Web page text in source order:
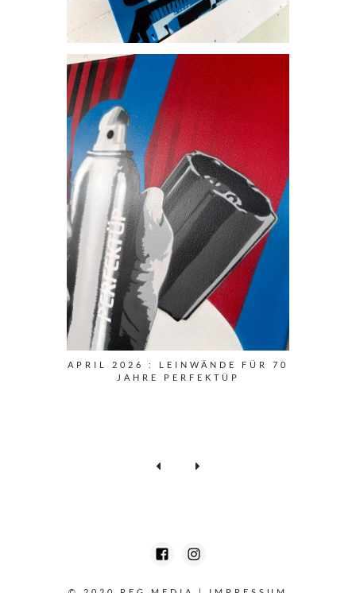
APRIL 2026 : LEINWÄNDE FÜR 70
JAHRE PERFEKTÜP